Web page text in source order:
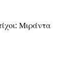
Μιράντα